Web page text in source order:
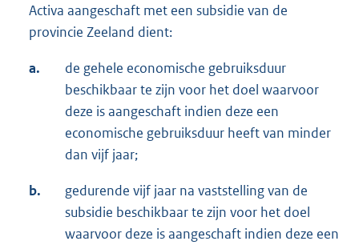
Activa aangeschaft met een subsidie van de
provincie Zeeland dient:
a.
de gehele economische gebruiksduur
beschikbaar te zijn voor het doel waarvoor
deze is aangeschaft indien deze een
economische gebruiksduur heeft van minder
dan vijf jaar;
b.
gedurende vijf jaar na vaststelling van de
subsidie beschikbaar te zijn voor het doel
waarvoor deze is aangeschaft indien deze een